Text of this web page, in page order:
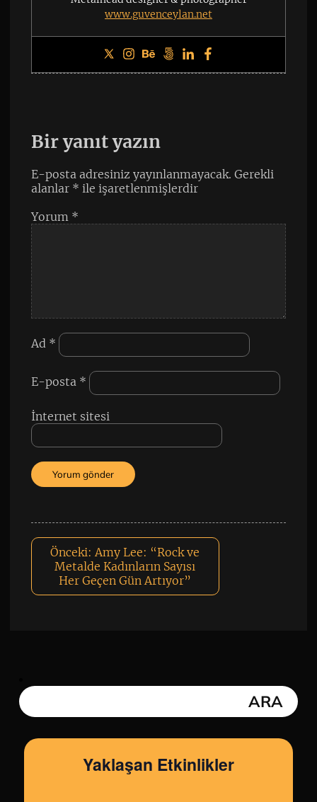
www.guvenceylan.net
Bir yanıt yazın
E-posta adresiniz yayınlanmayacak. Gerekli
alanlar * ile işaretlenmişlerdir
Yorum *
Ad *
E-posta *
İnternet sitesi
Önceki: Amy Lee: “Rock ve
Metalde Kadınların Sayısı
Her Geçen Gün Artıyor”
Yaklaşan Etkinlikler